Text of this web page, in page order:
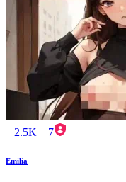
2.5K 7
Emilia